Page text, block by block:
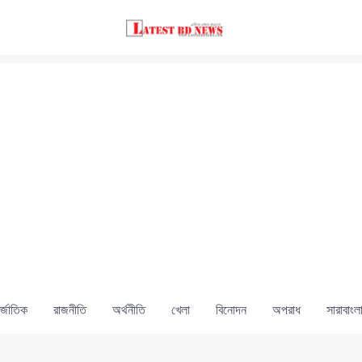
রাজনীতি অর্থনীতি খেলা বিনোদন অপরাধ সারাবাংলা